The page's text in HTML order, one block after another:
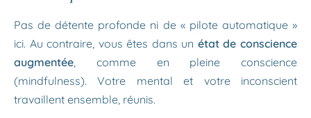
Pas de détente profonde ni de « pilote automatique »
ici. Au contraire, vous êtes dans un état de conscience
augmentée, comme en pleine conscience
(mindfulness). Votre mental et votre inconscient
travaillent ensemble, réunis.